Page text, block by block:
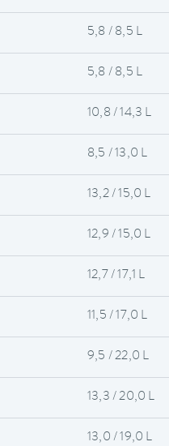
5,8 / 8,5 L
5,8 / 8,5 L
10,8 / 14,3 L
8,5 / 13,0 L
13,2 / 15,0 L
12,9 / 15,0 L
12,7 / 17,1 L
11,5 / 17,0 L
9,5 / 22,0 L
13,3 / 20,0 L
13,0 / 19,0 L